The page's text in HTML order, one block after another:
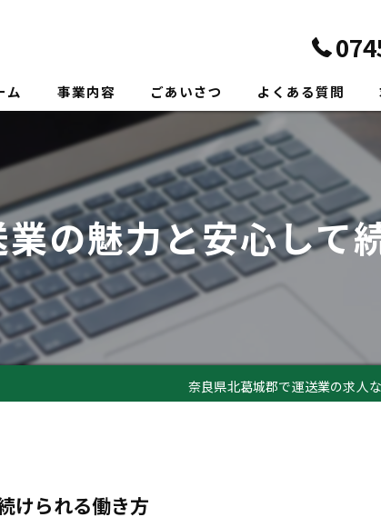
ム 事業内容 ごあいさつ よくある質問
の魅力と安心して
奈良県北葛城郡で運送業の求人
けられる働き方